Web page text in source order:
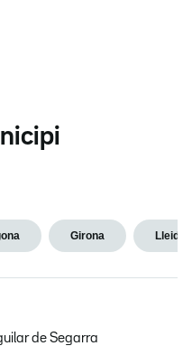
Girona Lleida
de Segarra